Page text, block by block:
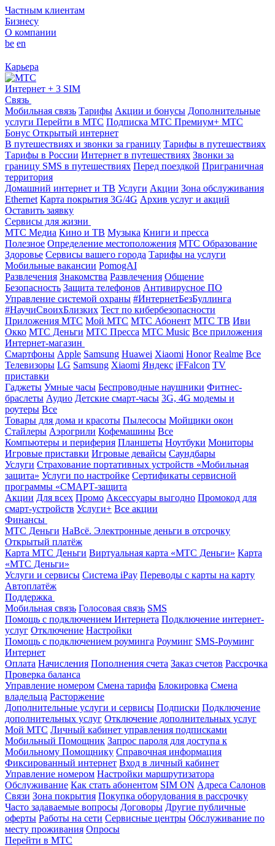
Частным клиентам
Бизнесу
О компании
be en
Карьера
Интернет + 3 SIM
Связь
Мобильная связь Тарифы Акции и бонусы Дополнительные
услуги Перейти в МТС Подписка МТС Премиум+ МТС
Бонус Открытый интернет
В путешествиях и звонки за границу Тарифы в путешествиях
Тарифы в России Интернет в путешествиях Звонки за
границу SMS в путешествиях Перед поездкой Приграничная
территория
Домашний интернет и ТВ Услуги Акции Зона обслуживания
Ethernet Карта покрытия 3G/4G Архив услуг и акций
Оставить заявку
Сервисы для жизни
МТС Медиа Кино и ТВ Музыка Книги и пресса
Полезное Определение местоположения МТС Образование
Здоровье Сервисы вашего города Тарифы на услуги
Мобильные вакансии PomogAI
Развлечения Знакомства Развлечения Общение
Безопасность Защита телефонов Антивирусное ПО
Управление системой охраны #ИнтернетБезБуллинга
#НаучиСвоихБлизких Тест по кибербезопасности
Приложения МТС Мой МТС МТС Абонент МТС ТВ Иви
Окко МТС Деньги МТС Пресса МТС Music Все приложения
Интернет-магазин
Смартфоны Apple Samsung Huawei Xiaomi Honor Realme Все
Телевизоры LG Samsung Xiaomi Яндекс iFFalcon TV
приставки
Гаджеты Умные часы Беспроводные наушники Фитнес-
браслеты Аудио Детские смарт-часы 3G, 4G модемы и
роутеры Все
Товары для дома и красоты Пылесосы Мойщики окон
Стайлеры Аэрогрили Кофемашины Все
Компьютеры и периферия Планшеты Ноутбуки Мониторы
Игровые приставки Игровые девайсы Саундбары
Услуги Страхование портативных устройств «Мобильная
защита» Услуги по настройке Сертификаты сервисной
программы «СМАРТ-защита
Акции Для всех Промо Аксессуары выгодно Промокод для
смарт-устройств Услуги+ Все акции
Финансы
МТС Деньги НаВсё. Электронные деньги в отсрочку
Открытый платёж
Карта МТС Деньги Виртуальная карта «МТС Деньги» Карта
«МТС Деньги»
Услуги и сервисы Система iPay Переводы с карты на карту
Автоплатёж
Поддержка
Мобильная связь Голосовая связь SMS
Помощь с подключением Интернета Подключение интернет-
услуг Отключение Настройки
Помощь с подключением роуминга Роуминг SMS-Роуминг
Интернет
Оплата Начисления Пополнения счета Заказ счетов Рассрочка
Проверка баланса
Управление номером Смена тарифа Блокировка Смена
владельца Расторжение
Дополнительные услуги и сервисы Подписки Подключение
дополнительных услуг Отключение дополнительных услуг
Мой МТС Личный кабинет управления подписками
Мобильный Помощник Запрос пароля для доступа к
Мобильному Помощнику Справочная информация
Фиксированный интернет Вход в личный кабинет
Управление номером Настройки маршрутизатора
Обслуживание Как стать абонентом SIM ON Адреса Салонов
Связи Зона покрытия Покупка оборудования в рассрочку
Часто задаваемые вопросы Договоры Другие публичные
оферты Работы на сети Сервисные центры Обслуживание по
месту проживания Опросы
Перейти в МТС